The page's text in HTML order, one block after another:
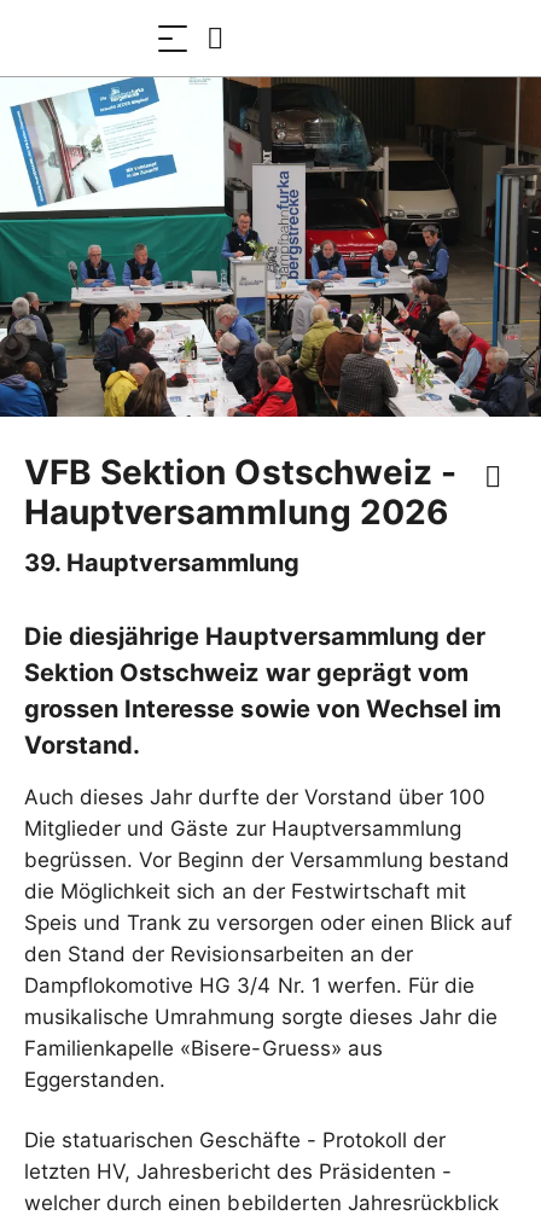
VFB Sektion Ostschweiz -
Hauptversammlung 2026
39. Hauptversammlung
Die diesjährige Hauptversammlung der
Sektion Ostschweiz war geprägt vom
grossen Interesse sowie von Wechsel im
Vorstand.
Auch dieses Jahr durfte der Vorstand über 100
Mitglieder und Gäste zur Hauptversammlung
begrüssen. Vor Beginn der Versammlung bestand
die Möglichkeit sich an der Festwirtschaft mit
Speis und Trank zu versorgen oder einen Blick auf
den Stand der Revisionsarbeiten an der
Dampflokomotive HG 3/4 Nr. 1 werfen. Für die
musikalische Umrahmung sorgte dieses Jahr die
Familienkapelle «Bisere-Gruess» aus
Eggerstanden.
Die statuarischen Geschäfte - Protokoll der
letzten HV, Jahresbericht des Präsidenten -
welcher durch einen bebilderten Jahresrückblick